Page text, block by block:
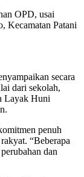
OPD, usai
Kecamatan Patani
secara
dari sekolah,
Layak Huni
penuh
“Beberapa
dan